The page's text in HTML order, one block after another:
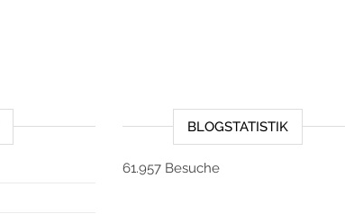
BLOGSTATISTIK
61.957 Besuche